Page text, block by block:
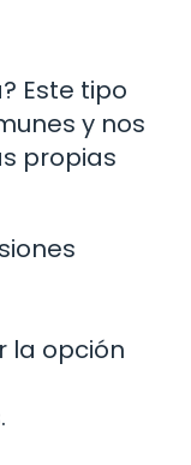
Este tipo
y nos
propias
la opción